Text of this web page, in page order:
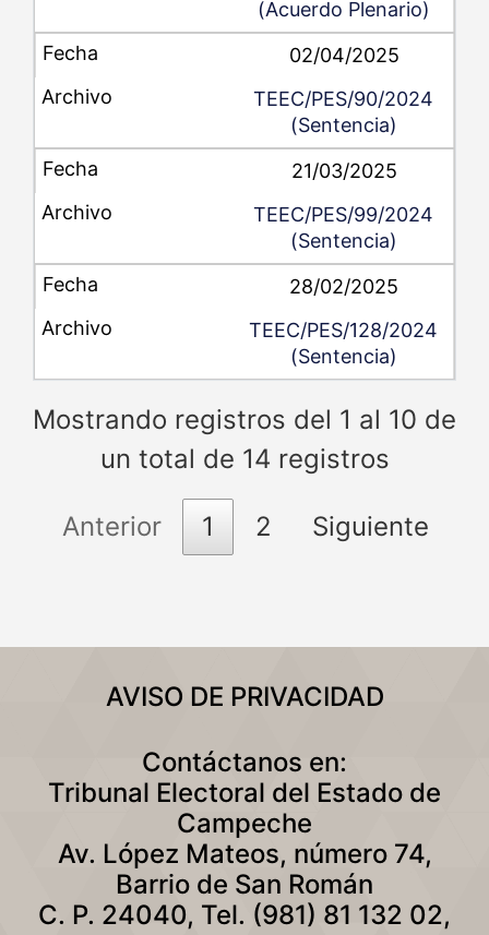
(Acuerdo Plenario)
02/04/2025
TEEC/PES/90/2024
(Sentencia)
21/03/2025
TEEC/PES/99/2024
(Sentencia)
28/02/2025
TEEC/PES/128/2024
(Sentencia)
Mostrando registros del 1 al 10 de
un total de 14 registros
Anterior 1 2 Siguiente
AVISO DE PRIVACIDAD
Contáctanos en:
Tribunal Electoral del Estado de
Campeche
Av. López Mateos, número 74,
Barrio de San Román
C. P. 24040, Tel. (981) 81 132 02,